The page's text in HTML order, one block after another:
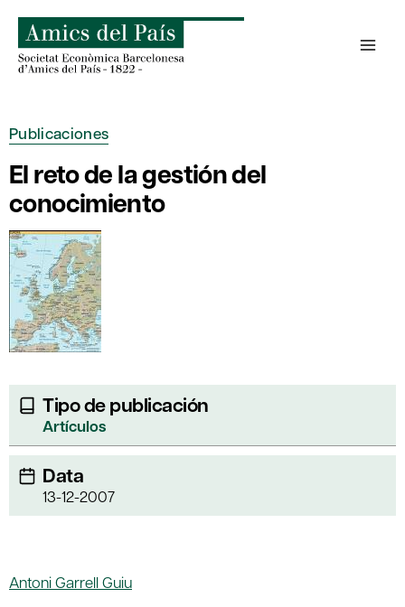
contenido
Publicaciones
El reto de la gestión del
conocimiento
Tipo de publicación
Artículos
Data
13-12-2007
Antoni Garrell Guiu